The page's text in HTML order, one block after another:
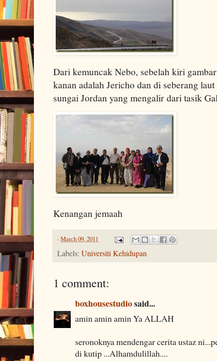
Dari kemuncak Nebo, sebelah kiri
kanan adalah Jericho dan di seberang
sungai Jordan yang mengalir dari tasik
Kenangan jemaah
-March 09, 2011
Labels: Universiti Kehidupan
1 comment:
boxhousestudiosaid...
amin amin amin Ya ALLAH
seronoknya mendengar cerita ustaz
di kutip ...Alhamdulillah....